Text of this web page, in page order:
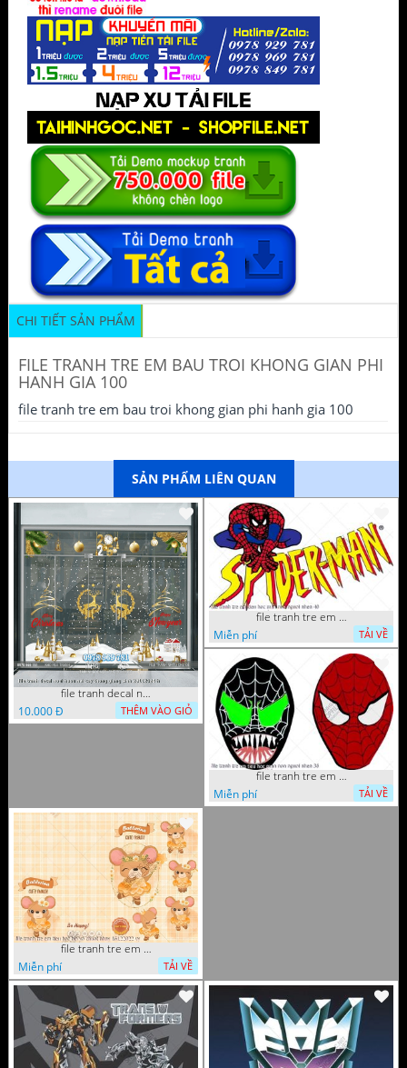
CHI TIẾT SẢN PHẨM
FILE TRANH TRE EM BAU TROI KHONG GIAN PHI
HANH GIA 100
file tranh tre em bau troi khong gian phi hanh gia 100
SẢN PHẨM LIÊN QUAN
file tranh decal noel huou nai cay thong giang sinh 28112024 h
10.000 Đ
THÊM VÀO GIỎ
file tranh tre em tieu hoc man non nguoi nhen 40
Miễn phí
TẢI VỀ
file tranh tre em tieu hoc man non nguoi nhen 36
Miễn phí
TẢI VỀ
file tranh tre em tieu hoc bia vo chuot nhay 16122022 vy
Miễn phí
TẢI VỀ